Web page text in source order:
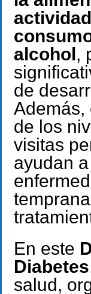
alcohol,
de
Además,
de los
visitas
ayudan
En este
Diabetes
salud,